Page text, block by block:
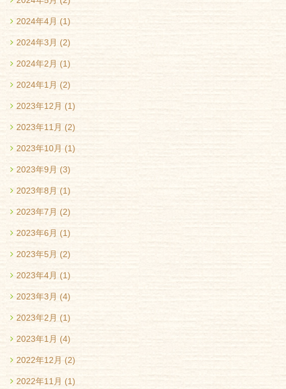
2024年4月 (1)
2024年3月 (2)
2024年2月 (1)
2024年1月 (2)
2023年12月 (1)
2023年11月 (2)
2023年10月 (1)
2023年9月 (3)
2023年8月 (1)
2023年7月 (2)
2023年6月 (1)
2023年5月 (2)
2023年4月 (1)
2023年3月 (4)
2023年2月 (1)
2023年1月 (4)
2022年12月 (2)
2022年11月 (1)